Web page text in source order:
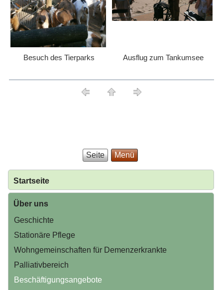
Besuch des Tierparks Ausflug zum Tankumsee
Seite Menü
Startseite
Über uns
Geschichte
Stationäre Pflege
Wohngemeinschaften für Demenzerkrankte
Palliativbereich
Beschäftigungsangebote